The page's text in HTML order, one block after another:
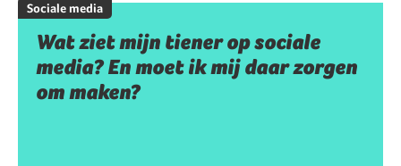
Sociale media
Wat ziet mijn tiener op sociale
media? En moet ik mij daar zorgen
om maken?